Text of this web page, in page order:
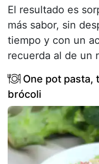
El resultado es
más sabor, sin
tiempo y con un
recuerda al de un
One pot pasta,
brócoli